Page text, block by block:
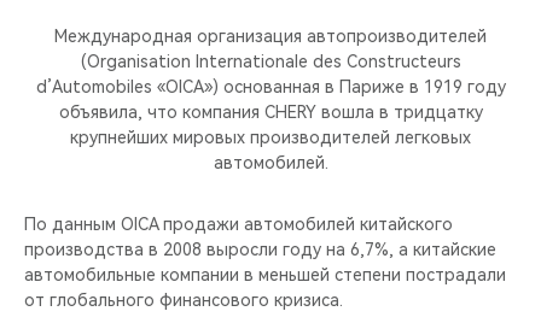
КРОССОВЕРЫ
СЕДАНЫ
МЫ В СОЦСЕТЯХ
КРЕДИТ И СТРАХОВАНИЕ
АКСЕССУАРЫ
ЗАПЧАСТИ И АКСЕССУАРЫ
ПОДДЕРЖКА
CHERY В СОЦСЕТЯХ
ЛЮДИ CHERY
CHERY И СПОРТ
CHERY REMOTE
Международная организация автопроизводителей
(Organisation Internationale des Constructeurs
d’Automobiles «OICA») основанная в Париже в 1919 году
объявила, что компания CHERY вошла в тридцатку
крупнейших мировых производителей легковых
автомобилей.
По данным OICA продажи автомобилей китайского
производства в 2008 выросли году на 6,7%, а китайские
автомобильные компании в меньшей степени пострадали
от глобального финансового кризиса.